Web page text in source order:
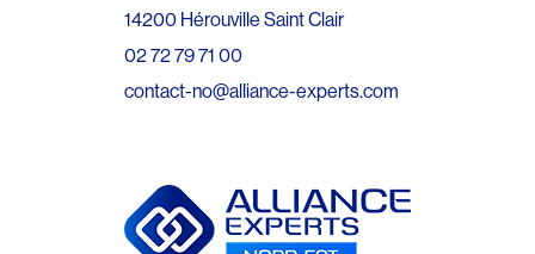
14200 Hérouville Saint Clair
02 72 79 71 00
contact-no@alliance-experts.com